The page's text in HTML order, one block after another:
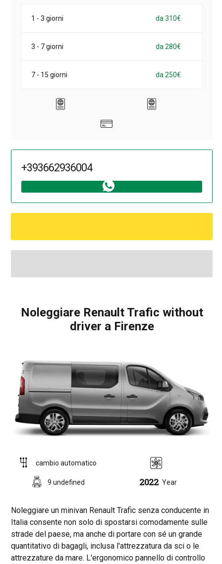
1 - 3 giorni da 310€
3 - 7 giorni da 280€
7 - 15 giorni da 250€
+393662936004
Noleggiare Renault Trafic without
driver a Firenze
cambio automatico
9 undefined 2022 Year
Noleggiare un minivan Renault Trafic senza conducente in
Italia consente non solo di spostarsi comodamente sulle
strade del paese, ma anche di portare con sé un grande
quantitativo di bagagli, inclusa l'attrezzatura da sci o le
attrezzature da mare. L'ergonomico pannello di controllo